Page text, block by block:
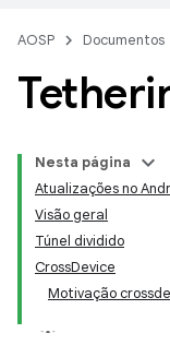
AOSP Documentos
Nesta página
Atualizações no
Visão geral
Túnel dividido
CrossDevice
Motivação